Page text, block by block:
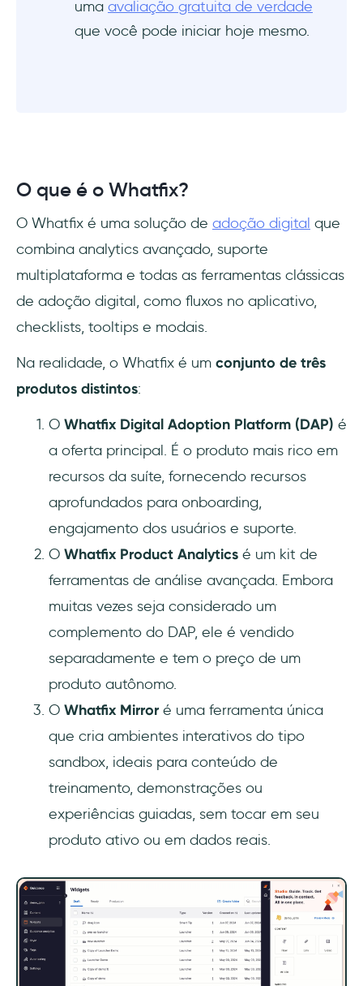
uma avaliação gratuita de verdade
que você pode iniciar hoje mesmo.
O que é o Whatfix?
O Whatfix é uma solução de adoção digital que
combina analytics avançado, suporte
multiplataforma e todas as ferramentas clássicas
de adoção digital, como fluxos no aplicativo,
checklists, tooltips e modais.
Na realidade, o Whatfix é um conjunto de três
produtos distintos:
O Whatfix Digital Adoption Platform (DAP) é
a oferta principal. É o produto mais rico em
recursos da suíte, fornecendo recursos
aprofundados para onboarding,
engajamento dos usuários e suporte.
O Whatfix Product Analytics é um kit de
ferramentas de análise avançada. Embora
muitas vezes seja considerado um
complemento do DAP, ele é vendido
separadamente e tem o preço de um
produto autônomo.
O Whatfix Mirroré uma ferramenta única
que cria ambientes interativos do tipo
sandbox, ideais para conteúdo de
treinamento, demonstrações ou
experiências guiadas, sem tocar em seu
produto ativo ou em dados reais.